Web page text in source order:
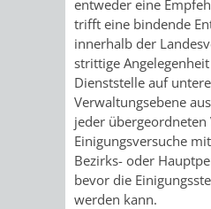
entweder eine
trifft eine bindende
innerhalb der
strittige
Dienststelle auf
Verwaltungsebene
jeder
Einigungsversuche
Bezirks- oder
bevor die
werden kann.